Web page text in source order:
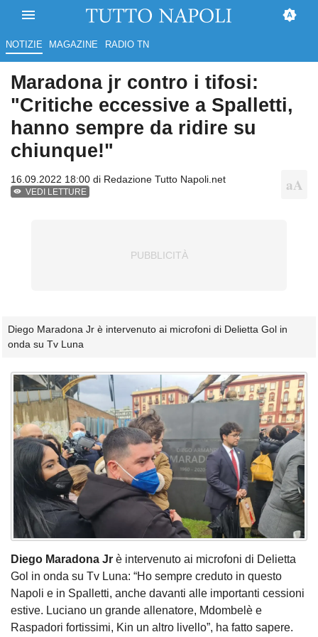
NOTIZIE MAGAZINE RADIO TN
Maradona jr contro i tifosi:
"Critiche eccessive a Spalletti,
hanno sempre da ridire su
chiunque!"
16.09.2022 18:00 di Redazione Tutto Napoli.net
VEDI LETTURE
Diego Maradona Jr è intervenuto ai microfoni di Delietta Gol in
onda su Tv Luna
Diego Maradona Jr è intervenuto ai microfoni di Delietta
Gol in onda su Tv Luna: “Ho sempre creduto in questo
Napoli e in Spalletti, anche davanti alle importanti cessioni
estive. Luciano un grande allenatore, Mdombelè e
Raspadori fortissimi, Kin un altro livello”, ha fatto sapere.